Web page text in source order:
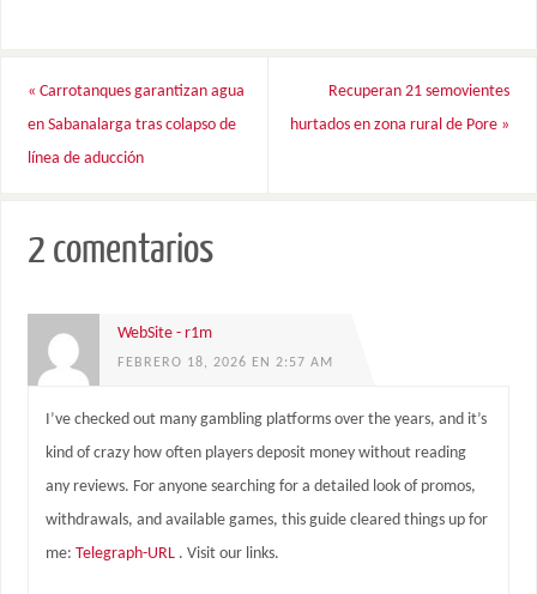
« Carrotanques garantizan agua
en Sabanalarga tras colapso de
línea de aducción
Recuperan 21 semovientes
hurtados en zona rural de Pore »
2 comentarios
WebSite - r1m
FEBRERO 18, 2026 EN 2:57 AM
I’ve checked out many gambling platforms over the years, and it’s
kind of crazy how often players deposit money without reading
any reviews. For anyone searching for a detailed look of promos,
withdrawals, and available games, this guide cleared things up for
me: Telegraph-URL. Visit our links.